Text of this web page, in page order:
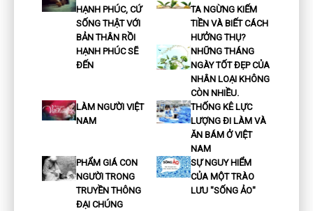
HẠNH PHÚC, CỨ
SỐNG THẬT VỚI
BẢN THÂN RỒI
HẠNH PHÚC SẼ
ĐẾN
TA NGỪNG KIẾM
TIỀN VÀ BIẾT CÁCH
HƯỞNG THỤ?
NHỮNG THÁNG
NGÀY TỐT ĐẸP CỦA
NHÂN LOẠI KHÔNG
CÒN NHIỀU.
LÀM NGƯỜI VIỆT
NAM
THỐNG KÊ LỰC
LƯỢNG ĐI LÀM VÀ
ĂN BÁM Ở VIỆT
NAM
PHẨM GIÁ CON
NGƯỜI TRONG
TRUYỀN THÔNG
ĐẠI CHÚNG
SỰ NGUY HIỂM
CỦA MỘT TRÀO
LƯU "SỐNG ẢO"